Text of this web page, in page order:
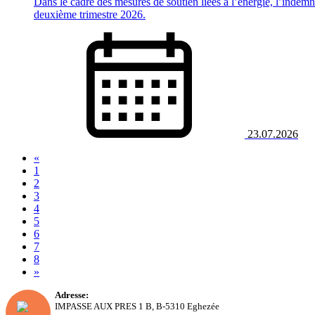
deuxième trimestre 2026.
23.07.2026
«
1
2
3
4
5
6
7
8
»
Adresse:
IMPASSE AUX PRES 1 B, B-5310 Eghezée